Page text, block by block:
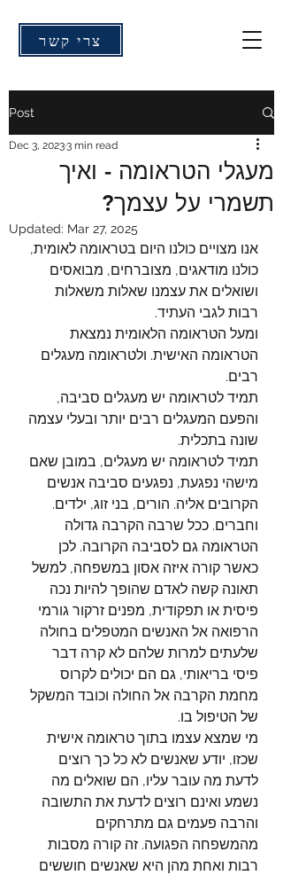
צרי קשר
Post
מעגלי הטראומה - ואיך
תשמרי על עצמך?
Dec 3, 20233 min read
Updated: Mar 27, 2025
אנו מצויים כולנו היום בטראומה לאומית,
כולנו מודאגים, מצוברחים, מבואסים
ושואלים את עצמנו שאלות משאלות
רבות לגבי העתיד.
ומעל הטראומה הלאומית נמצאת
הטראומה האישית. ולטראומה מעגלים
רבים.
תמיד לטראומה יש מעגלים סביבה,
והפעם המעגלים רבים יותר ובעלי עצמה
שונה בתכלית.
תמיד לטראומה יש מעגלים, במובן שאם
מישהי נפגעת, נפגעים סביבה אנשים
הקרובים אליה. הורים, בני זוג, ילדים.
וחברים. ככל שרבה הקרבה גדולה
הטראומה גם לסביבה הקרובה. לכן
כאשר קורה איזה אסון במשפחה, למשל
תאונה קשה לאדם שהופך להיות נכה
פיסית או תפקודית, מפנים זרקור גורמי
הרפואה אל האנשים המטפלים בחולה
שלעתים למרות שלהם לא קרה דבר
פיסי בריאותי, גם הם יכולים לקרוס
מחמת הקרבה אל החולה וכובד המשקל
של הטיפול בו.
מי שמצא עצמו בתוך טראומה אישית
שכזו, יודע שאנשים לא כל כך רוצים
לדעת מה עובר עליו, הם שואלים מה
נשמע ואינם רוצים לדעת את התשובה
והרבה פעמים גם מתרחקים
מהמשפחה הפגועה. זה קורה מסבות
רבות ואחת מהן היא שאנשים חוששים